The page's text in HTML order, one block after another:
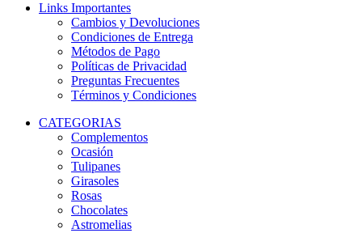
Links Importantes
Cambios y Devoluciones
Condiciones de Entrega
Métodos de Pago
Políticas de Privacidad
Preguntas Frecuentes
Términos y Condiciones
CATEGORIAS
Complementos
Ocasión
Tulipanes
Girasoles
Rosas
Chocolates
Astromelias